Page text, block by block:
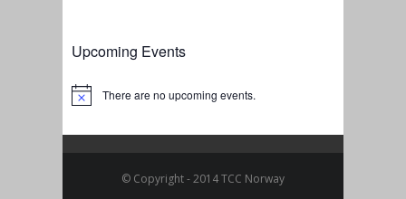
Upcoming Events
Notice There are no upcoming events.
© Copyright - 2014 TCC Norway